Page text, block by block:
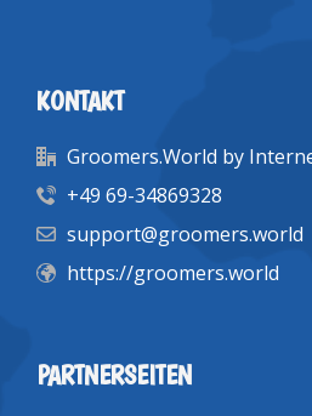
KONTAKT
Groomers.World by
+49 69-34869328
support@groomers.world
https://groomers.world
PARTNERSEITEN